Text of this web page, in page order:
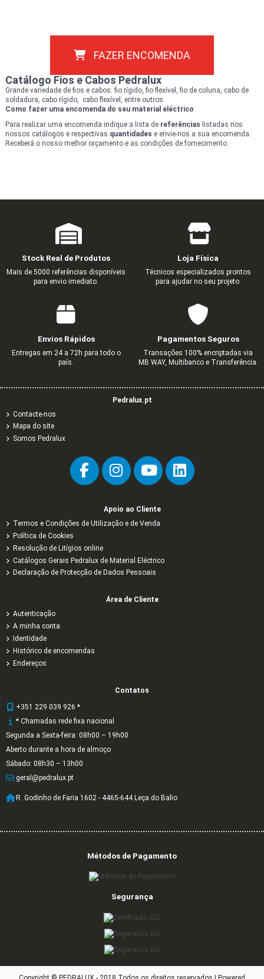
FAZER ENCOMENDA
Catálogo Fios e Cabos Pedralux
Grande variedade de fios e cabos: fio rígido, fio flexível, fio de coluna, cabo de
soldadura, cabo rígido, cabo flexível, entre outros.
Como fazer uma encomenda do seu material eléctrico
Para realizar uma encomenda indique a lista de referências listadas nos
nossos catálogos e respectivas quantidades e envie-nos a sua encomenda.
Receberá o nosso melhor orçamento e as condições de fornecimento.
Stock Real de Produtos
Mais de 5000 referências disponíveis
para envio imediato.
Loja Física
Técnicos especializados prontos
para ajudar no seu projeto.
Envios Rápidos
Entregas em 24 a 72h para todo o
país.
Pagamentos Seguros
Transações 100% encriptadas via
MB WAY, Multibanco e Transferência.
Pedralux.pt
Contacte-nos
Mapa do site
Somos Pedralux
Apoio ao Cliente
Termos e Condições de Utilização e de Venda
Política de Cookies
Resolução de Litígios online
Catálogos Gerais Pedralux de Material Eléctrico
Declaração de Protecção de Dados Pessoais
Área de Cliente
Autenticação
A minha conta
Identidade
Histórico de encomendas
Endereços
Contatos
+351 229 039 926 *
* Chamadas rede fixa nacional
Segunda a Sexta-feira: 08h00 – 19h00
Aberto durante a hora de almoço
Sábado: 08h30 – 13h00
geral@pedralux.pt
R. Godinho de Faria 1602 - 4465-644 Leça do Balio
Métodos de Pagamento
Segurança